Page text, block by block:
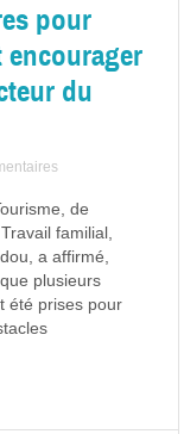
pour
encourager
du
de
familial,
a affirmé,
plusieurs
été prises pour